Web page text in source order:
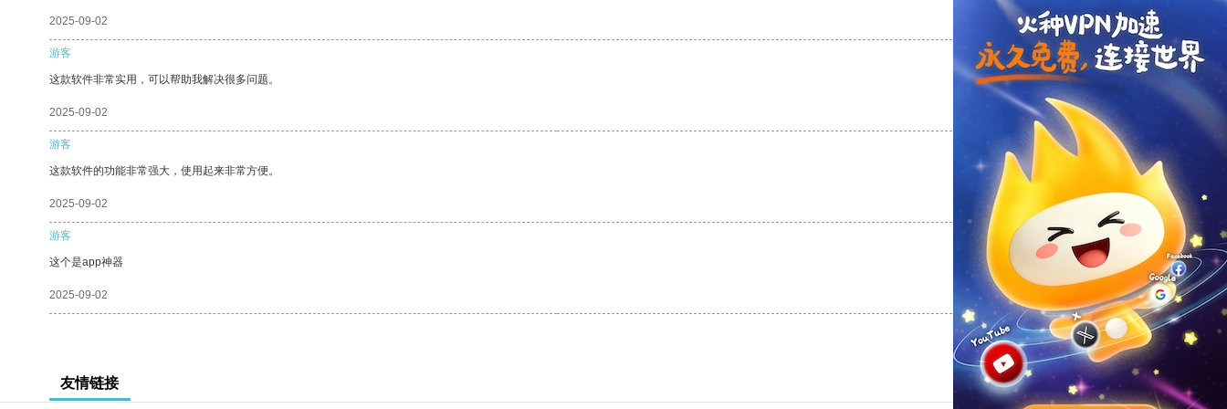
2025-09-02 支持[0] 反对
游客
这款软件非常实用，可以帮助我解决很多问题。
2025-09-02 支持
游客
这款软件的功能非常强大，使用起来非常方便。
2025-09-02 反对 [0]
游客
这个是app神器
2025-09-02 支持[0] 反对[0]
友情链接